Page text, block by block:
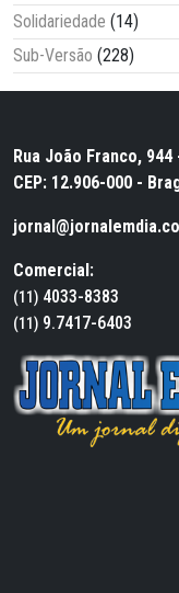
Solidariedade (14)
Sub-Versão (228)
Rua João Franco,
CEP: 12.906-000 -
Comercial:
(11) 4033-8383
(11) 9.7417-6403